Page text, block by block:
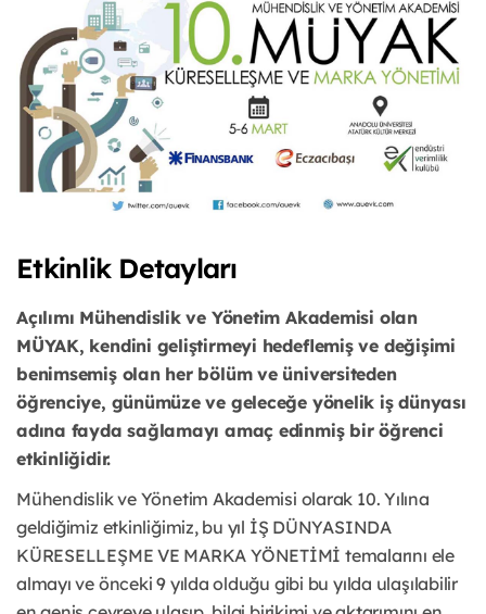
Etkinlik Detayları
Açılımı Mühendislik ve Yönetim Akademisi olan
MÜYAK, kendini geliştirmeyi hedeflemiş ve değişimi
benimsemiş olan her bölüm ve üniversiteden
öğrenciye, günümüze ve geleceğe yönelik iş dünyası
adına fayda sağlamayı amaç edinmiş bir öğrenci
etkinliğidir.
Mühendislik ve Yönetim Akademisi olarak 10. Yılına
geldiğimiz etkinliğimiz, bu yıl İŞ DÜNYASINDA
KÜRESELLEŞME VE MARKA YÖNETİMİ temalarını ele
almayı ve önceki 9 yılda olduğu gibi bu yılda ulaşılabilir